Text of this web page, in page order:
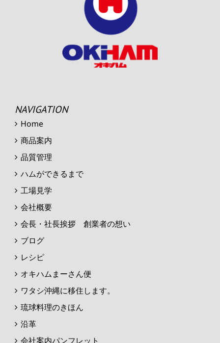
NAVIGATION
Home
商品案内
品質管理
ハムができるまで
工場見学
会社概要
会長・社長挨拶 創業者の想い
ブログ
レシピ
オキハムまーさん便
ワタシ沖縄に移住します。
琉球料理のきほん
沿革
会社案内パンフレット